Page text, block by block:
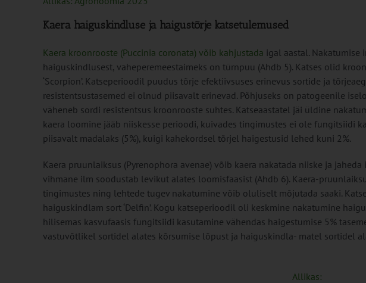
Kaera haiguskindluse ja haigustõrje katsetulemused
Kaera kroonrooste (Puccinia coronata) võib kahjustada igal aastal.
haiguskindlusest, vaheperemeestaimeks on türnpuu (Ahdb 5). Katses olid
‘Scorpion’. Katseperioodil puudus tõrje efektiivsuses erinevus sortide ja
resistentsustasemed ei olnud piisavalt erinevad. Põhjuseks on patogeenile
väheneb sordi resistentsus kroonrooste suhtes. Katseaastatel jäi üldine
kaera loomine jääb niiskesse perioodi, kuivades tingimustes ei ole fungitsiidi
piisavalt madalaks (5%), kuigi kahekordsel tõrjel haigestusid lehed kuni 2%.
Kaera pruunlaiksus (Pyrenophora avenae) võib kaera nakatada niiske ja
vihmane ilm soodustab levikut alates loomisfaasist (Ahdb 6). Kaera-
tingimustes ning lehtede tugev nakatumine võib oluliselt mõjutada saaki.
haiguskindlam sort ‘Delfin’. Kogu katseperioodil oli keskmine nakatumine
hilisemas kasvufaasis fungitsiidi kasutamine vähendas haigestumise 5%
vastuvõtlikel sortidel alates kõrsumise lõpust ja haiguskindla- matel sortidel
Allikas: